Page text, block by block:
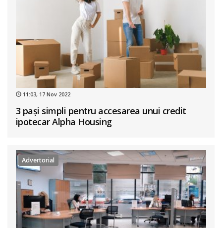
11:03, 17 Nov 2022
3 pași simpli pentru accesarea unui credit
ipotecar Alpha Housing
Advertorial